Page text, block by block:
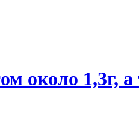
около 1,3г,